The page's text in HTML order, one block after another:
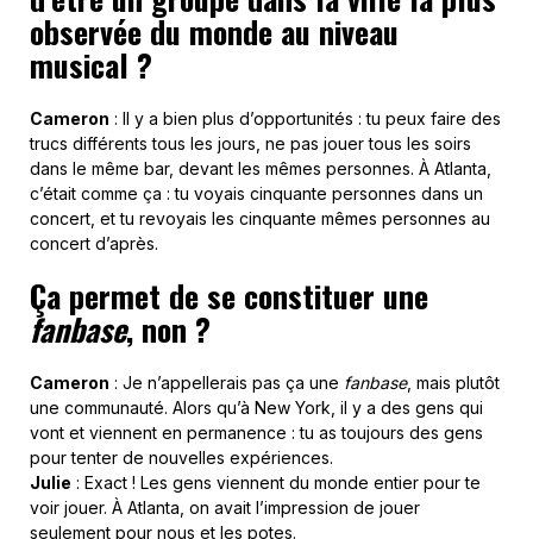
observée du monde au niveau
musical ?
Cameron : Il y a bien plus d’opportunités : tu peux faire des
trucs différents tous les jours, ne pas jouer tous les soirs
dans le même bar, devant les mêmes personnes. À Atlanta,
c’était comme ça : tu voyais cinquante personnes dans un
concert, et tu revoyais les cinquante mêmes personnes au
concert d’après.
Ça permet de se constituer une
fanbase, non ?
Cameron : Je n’appellerais pas ça une fanbase, mais plutôt
une communauté. Alors qu’à New York, il y a des gens qui
vont et viennent en permanence : tu as toujours des gens
pour tenter de nouvelles expériences.
Julie : Exact ! Les gens viennent du monde entier pour te
voir jouer. À Atlanta, on avait l’impression de jouer
seulement pour nous et les potes.